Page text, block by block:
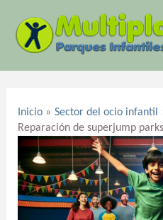
contenido
Inicio
Sector del ocio infantil
Reparación de superjump parks
entradas